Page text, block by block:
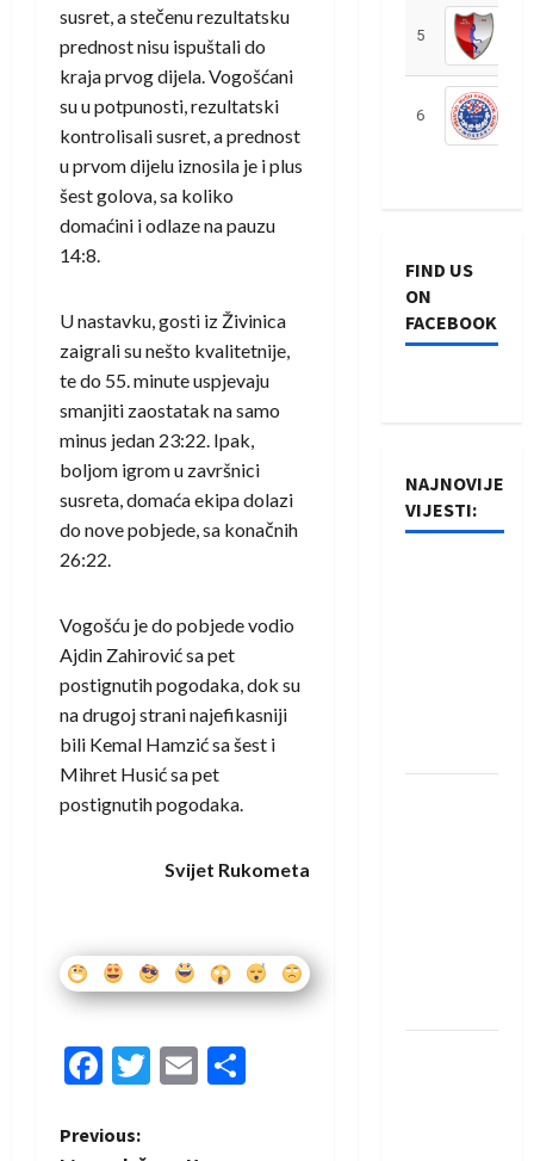
susret, a stečenu rezultatsku
prednost nisu ispuštali do
kraja prvog dijela. Vogošćani
su u potpunosti, rezultatski
kontrolisali susret, a prednost
u prvom dijelu iznosila je i plus
šest golova, sa koliko
domaćini i odlaze na pauzu
14:8.
U nastavku, gosti iz Živinica
zaigrali su nešto kvalitetnije,
te do 55. minute uspjevaju
smanjiti zaostatak na samo
minus jedan 23:22. Ipak,
boljom igrom u završnici
susreta, domaća ekipa dolazi
do nove pobjede, sa konačnih
26:22.
Vogošću je do pobjede vodio
Ajdin Zahirović sa pet
postignutih pogodaka, dok su
na drugoj strani najefikasniji
bili Kemal Hamzić sa šest i
Mihret Husić sa pet
postignutih pogodaka.
Svijet Rukometa
Facebook
Twitter
Email
P
Previous:
5
6
FIND US
ON
FACEBOOK
NAJNOVIJE
VIJESTI: